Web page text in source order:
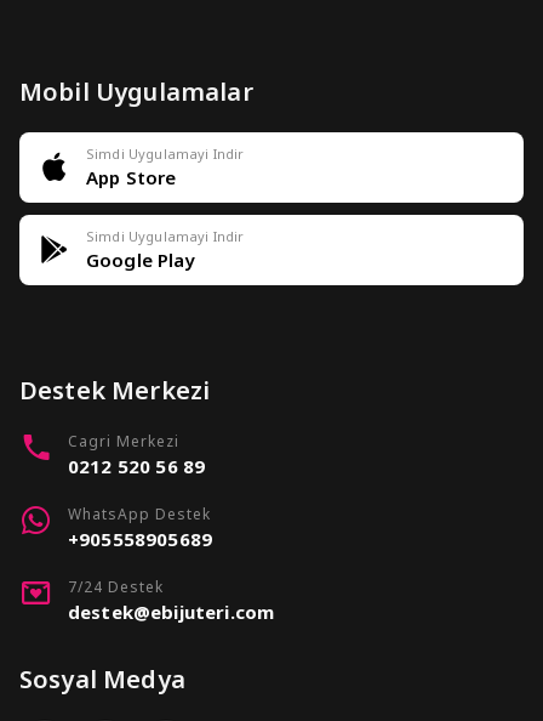
Mobil Uygulamalar
Simdi Uygulamayi Indir
App Store
Simdi Uygulamayi Indir
Google Play
Destek Merkezi
Cagri Merkezi
0212 520 56 89
WhatsApp Destek
+905558905689
7/24 Destek
destek@ebijuteri.com
Sosyal Medya